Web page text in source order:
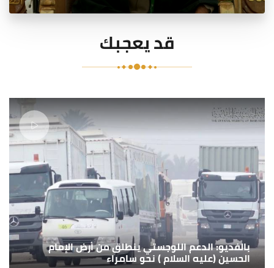
قد يعجبك
بالفديو: الدعم اللوجستي ينطلق من أرض الإمام
الحسين (عليه السلام ) نحو سامراء